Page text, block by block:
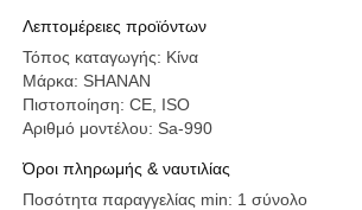
ζώνη μεταβλητή ταχύτητα
μετάλλων
Λεπτομέρειες προϊόντων
Τόπος καταγωγής: Κίνα
Μάρκα: SHANAN
Πιστοποίηση: CE, ISO
Αριθμό μοντέλου: Sa-990
Όροι πληρωμής & ναυτιλίας
Ποσότητα παραγγελίας min: 1 σύνολο